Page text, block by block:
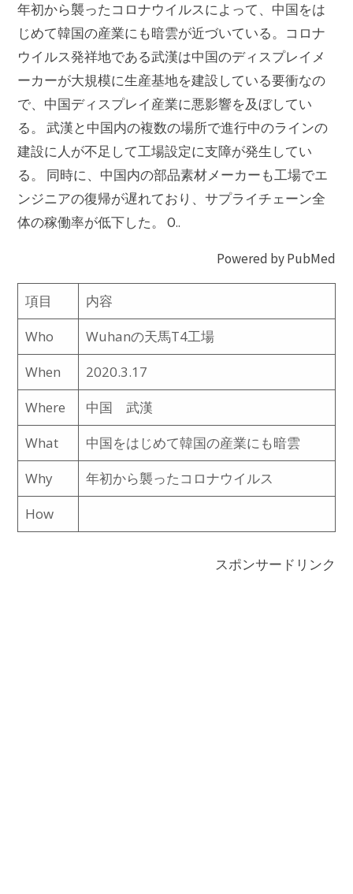
年初から襲ったコロナウイルスによって、中国をは
じめて韓国の産業にも暗雲が近づいている。コロナ
ウイルス発祥地である武漢は中国のディスプレイメ
ーカーが大規模に生産基地を建設している要衝なの
で、中国ディスプレイ産業に悪影響を及ぼしてい
る。 武漢と中国内の複数の場所で進行中のラインの
建設に人が不足して工場設定に支障が発生してい
る。 同時に、中国内の部品素材メーカーも工場でエ
ンジニアの復帰が遅れており、サプライチェーン全
体の稼働率が低下した。 O..
Powered by PubMed
項目
内容
Who
Wuhanの天馬T4工場
When
2020.3.17
Where
中国 武漢
What
中国をはじめて韓国の産業にも暗雲
Why
年初から襲ったコロナウイルス
How
スポンサードリンク